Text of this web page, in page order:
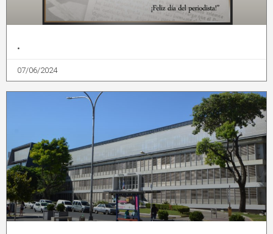
.
07/06/2024